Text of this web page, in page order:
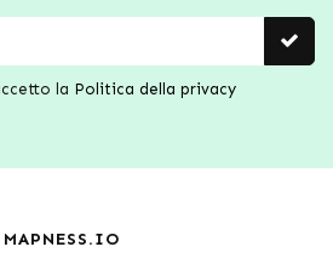
la Politica della privacy
MAPNESS.IO